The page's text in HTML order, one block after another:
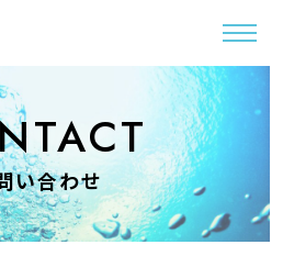
い合わせ